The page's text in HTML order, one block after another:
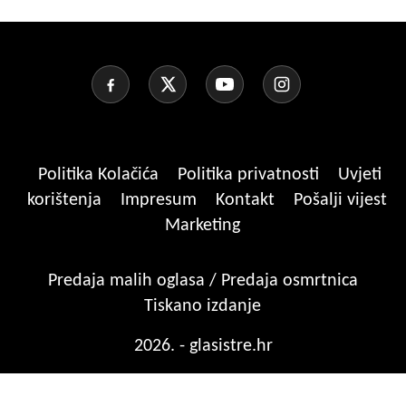
Politika Kolačića Politika privatnosti
Uvjeti
korištenja
Impresum Kontakt
Pošalji vijest
Marketing
Predaja malih oglasa / Predaja osmrtnica
Tiskano izdanje
2026. - glasistre.hr